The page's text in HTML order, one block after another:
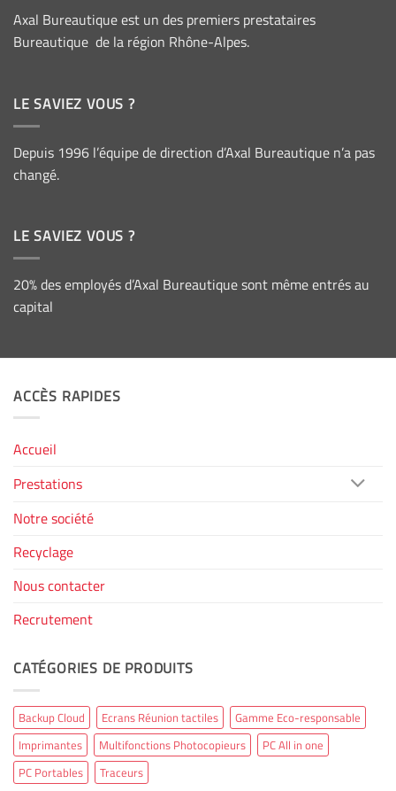
Axal Bureautique est un des premiers prestataires
Bureautique de la région Rhône-Alpes.
LE SAVIEZ VOUS ?
Depuis 1996 l’équipe de direction d’Axal Bureautique n’a pas
changé.
LE SAVIEZ VOUS ?
20% des employés d’Axal Bureautique sont même entrés au
capital
ACCÈS RAPIDES
Accueil
Prestations
Notre société
Recyclage
Nous contacter
Recrutement
CATÉGORIES DE PRODUITS
Backup Cloud Ecrans Réunion tactiles
Gamme Eco-responsable
Imprimantes
Multifonctions Photocopieurs
PC All in one
PC Portables
Traceurs